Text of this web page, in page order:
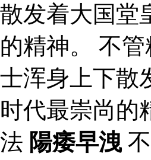
散发着大国堂
的精神。 不
士浑身上下散
时代最崇尚的
法 陽痿早洩